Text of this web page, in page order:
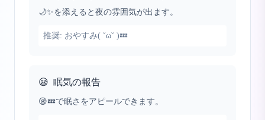
🌙✨を添えると夜の雰囲気が出ます。
推奨: おやすみ( ˘ω˘ )💤
😪 眠気の報告
😪💤で眠さをアピールできます。